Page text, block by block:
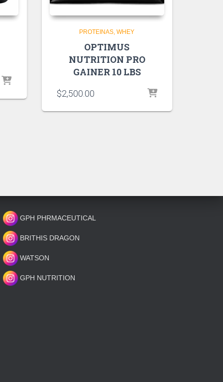
PROTEINAS WHEY
OPTIMUS
NUTRITION PRO
GAINER 10 LBS
$2,500.00
GPH PHRMACEUTICAL
BRITHIS DRAGON
WATSON
GPH NUTRITION